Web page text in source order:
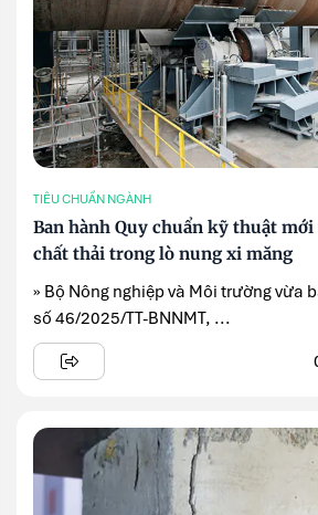
TIÊU CHUẨN NGÀNH
Ban hành Quy chuẩn kỹ thuật
chất thải trong lò nung xi măng
» Bộ Nông nghiệp và Môi trường vừa
số 46/2025/TT-BNNMT, ...